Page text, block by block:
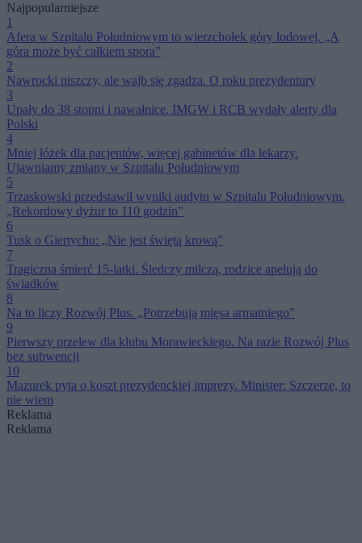
Najpopularniejsze
1
Afera w Szpitalu Południowym to wierzchołek góry lodowej. „A
góra może być całkiem spora”
2
Nawrocki niszczy, ale wajb się zgadza. O roku prezydentury
3
Upały do 38 stopni i nawałnice. IMGW i RCB wydały alerty dla
Polski
4
Mniej łóżek dla pacjentów, więcej gabinetów dla lekarzy.
Ujawniamy zmiany w Szpitalu Południowym
5
Trzaskowski przedstawił wyniki audytu w Szpitalu Południowym.
„Rekordowy dyżur to 110 godzin”
6
Tusk o Giertychu: „Nie jest świętą krową”
7
Tragiczna śmierć 15-latki. Śledczy milczą, rodzice apelują do
świadków
8
Na to liczy Rozwój Plus. „Potrzebują mięsa armatniego”
9
Pierwszy przelew dla klubu Morawieckiego. Na razie Rozwój Plus
bez subwencji
10
Mazurek pyta o koszt prezydenckiej imprezy. Minister: Szczerze, to
nie wiem
Reklama
Reklama